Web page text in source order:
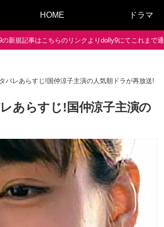
HOME ドラマ
新規記事はこちらのリンクよりdolly9にてこれまで
バレあらすじ!国仲涼子主演の人気朝ドラが再放送!
あらすじ!国仲涼子主演の